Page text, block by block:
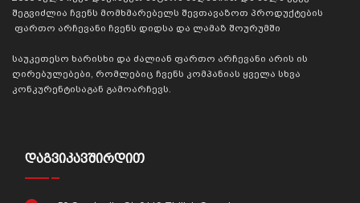
შეგვიძლია ჩვენს მომხმარებელს შევთავაზოთ პროდუქტების
ფართო არჩევანი ჩვენს დიდსა და ლამაზ შოურუმში
საუკეთესო ხარისხი და ძალიან ფართო არჩევანი არის ის
ღირებულებები, რომლებიც ჩვენს კომპანიას ყველა სხვა
კონკურენტისაგან გამოარჩევს.
ᲓᲐᲒᲕᲘᲙᲐᲕᲨᲘᲠᲓᲘᲗ